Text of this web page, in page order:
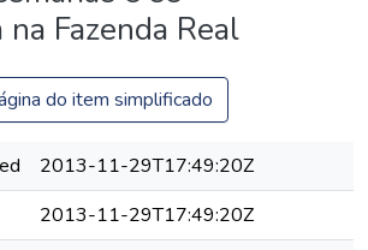
Fazenda Real
do item simplificado
2013-11-29T17:49:20Z
2013-11-29T17:49:20Z